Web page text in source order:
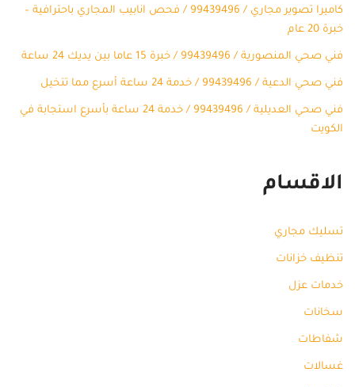
كاميرا تصوير مجاري / 99439496 / فحص انابيب المجاري باحترافية –
خبرة 20 عام
فني صحي المنصورية / 99439496 / خبرة 15 عاما بين يديك 24 ساعة
فني صحي الدعية / 99439496 / خدمة 24 ساعة أسرع مما تتخيل
فني صحي العديلية / 99439496 / خدمة 24 ساعة بأسرع استجابة في
الكويت
الاقسام
تسليك مجاري
تنظيف خزانات
خدمات عزل
سخانات
شفاطات
غسالات